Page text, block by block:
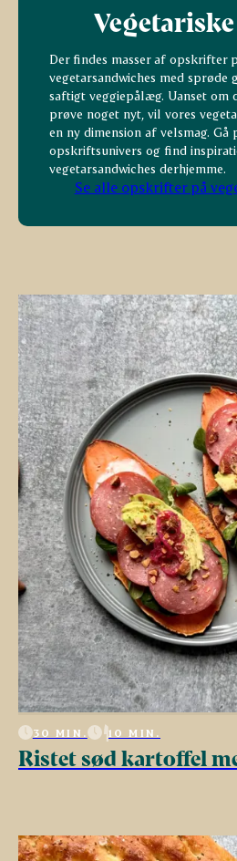
Der findes masser af opskrifter
vegetarsandwiches med sprøde
saftigt veggiepålæg. Uanset
prøve noget nyt, vil vores
en ny dimension af velsmag. Gå
opskriftsunivers og find
vegetarsandwiches derhjemme.
Se alle opskrifter på
30 MIN. 10 MIN.
Ristet sød kartoffel